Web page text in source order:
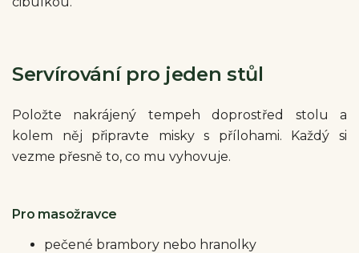
Servírování pro jeden stůl
Položte nakrájený tempeh doprostřed stolu a
kolem něj připravte misky s přílohami. Každý si
vezme přesně to, co mu vyhovuje.
Pro masožravce
pečené brambory nebo hranolky